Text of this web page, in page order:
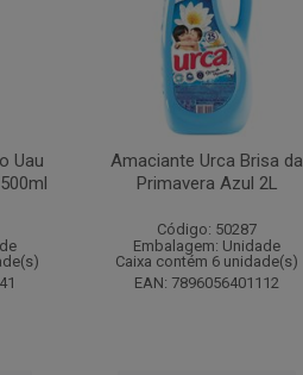
Uau
Amaciante Urca Brisa da
Primavera Azul 2L
Código: 50287
Embalagem: Unidade
Caixa contém 6 unidade(s)
EAN: 7896056401112